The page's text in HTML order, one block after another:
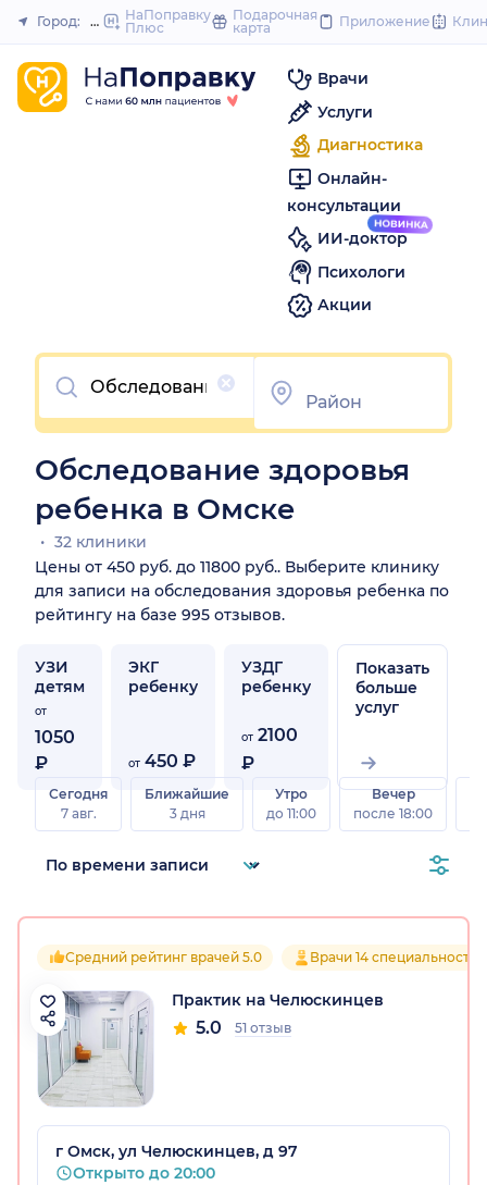
to
Закрыть
Город: ОмскНаПоправку
Плюс
Подарочная
карта
Приложение
Врачи
Услуги
Диагностика
Онлайн-
консультации
ИИ-доктор
Психологи
Акции
Очистить
Обследование здоровья
ребенка в Омске
32 клиники
Цены от 450 руб. до 11800 руб.. Выберите клинику
для записи на обследования здоровья ребенка по
рейтингу на базе 995 отзывов.
УЗИ
детям
от
1050
₽
ЭКГ
ребенку
от 450 ₽
УЗДГ
ребенку
от 2100
₽
Показать
больше
услуг
Сегодня
7 авг.
Ближайшие
3 дня
Утро
до 11:00
Вечер
после 18:00
Средний рейтинг врачей 5.0 Врачи 14 специальностей
Практик на Челюскинцев
5.0 51 отзыв
г Омск, ул Челюскинцев, д 97
Открыто до 20:00